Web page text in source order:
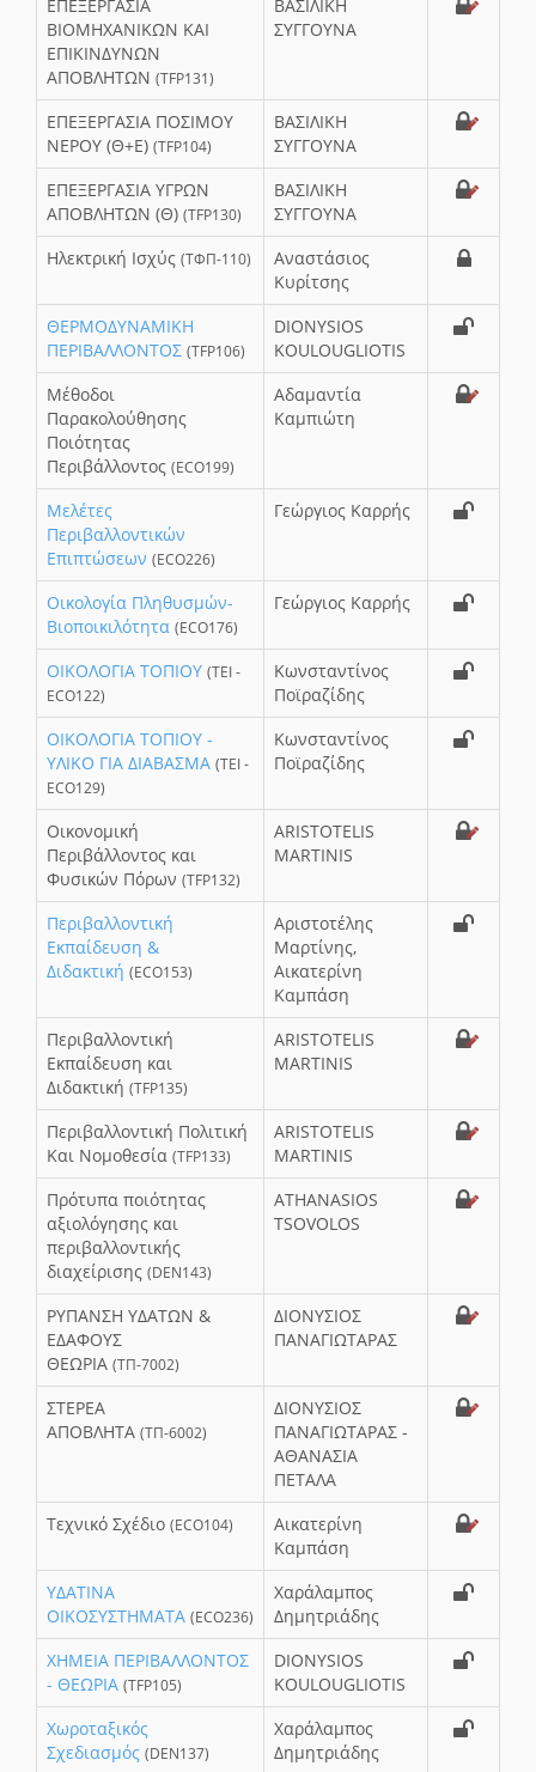
ΕΠΕΞΕΡΓΑΣΙΑ
ΒΙΟΜΗΧΑΝΙΚΩΝ ΚΑΙ
ΕΠΙΚΙΝΔΥΝΩΝ
ΑΠΟΒΛΗΤΩΝ (TFP131)
ΒΑΣΙΛΙΚΗ
ΣΥΓΓΟΥΝΑ
ΕΠΕΞΕΡΓΑΣΙΑ ΠΟΣΙΜΟΥ
ΝΕΡΟΥ (Θ+Ε) (TFP104)
ΒΑΣΙΛΙΚΗ
ΣΥΓΓΟΥΝΑ
ΕΠΕΞΕΡΓΑΣΙΑ ΥΓΡΩΝ
ΑΠΟΒΛΗΤΩΝ (Θ) (TFP130)
ΒΑΣΙΛΙΚΗ
ΣΥΓΓΟΥΝΑ
Ηλεκτρική Ισχύς (ΤΦΠ-110)
Αναστάσιος
Κυρίτσης
ΘΕΡΜΟΔΥΝΑΜΙΚΗ
ΠΕΡΙΒΑΛΛΟΝΤΟΣ (TFP106)
DIONYSIOS
KOULOUGLIOTIS
Μέθοδοι
Παρακολούθησης
Ποιότητας
Περιβάλλοντος (ECO199)
Αδαμαντία
Καμπιώτη
Μελέτες
Περιβαλλοντικών
Επιπτώσεων (ECO226)
Γεώργιος Καρρής
Οικολογία Πληθυσμών-
Βιοποικιλότητα (ECO176)
Γεώργιος Καρρής
ΟΙΚΟΛΟΓΙΑ ΤΟΠΙΟΥ (ΤΕΙ -
ECO122)
Κωνσταντίνος
Ποϊραζίδης
ΟΙΚΟΛΟΓΙΑ ΤΟΠΙΟΥ -
ΥΛΙΚΟ ΓΙΑ ΔΙΑΒΑΣΜΑ (ΤΕΙ -
ECO129)
Κωνσταντίνος
Ποϊραζίδης
Οικονομική
Περιβάλλοντος και
Φυσικών Πόρων (TFP132)
ARISTOTELIS
MARTINIS
Περιβαλλοντική
Εκπαίδευση &
Διδακτική (ECO153)
Αριστοτέλης
Μαρτίνης,
Αικατερίνη
Καμπάση
Περιβαλλοντική
Εκπαίδευση και
Διδακτική (TFP135)
ARISTOTELIS
MARTINIS
Περιβαλλοντική Πολιτική
Και Νομοθεσία (TFP133)
ARISTOTELIS
MARTINIS
Πρότυπα ποιότητας
αξιολόγησης και
περιβαλλοντικής
διαχείρισης (DEN143)
ATHANASIOS
TSOVOLOS
ΡΥΠΑΝΣΗ ΥΔΑΤΩΝ &
ΕΔΑΦΟΥΣ
ΘΕΩΡΙΑ (ΤΠ-7002)
ΔΙΟΝΥΣΙΟΣ
ΠΑΝΑΓΙΩΤΑΡΑΣ
ΣΤΕΡΕΑ
ΑΠΟΒΛΗΤΑ (ΤΠ-6002)
ΔΙΟΝΥΣΙΟΣ
ΠΑΝΑΓΙΩΤΑΡΑΣ -
ΑΘΑΝΑΣΙΑ
ΠΕΤΑΛΑ
Τεχνικό Σχέδιο (ECO104)
Αικατερίνη
Καμπάση
ΥΔΑΤΙΝΑ
ΟΙΚΟΣΥΣΤΗΜΑΤΑ (ECO236)
Χαράλαμπος
Δημητριάδης
ΧΗΜΕΙΑ ΠΕΡΙΒΑΛΛΟΝΤΟΣ
- ΘΕΩΡΙΑ (TFP105)
DIONΥSIOS
KOULOUGLIOTIS
Χωροταξικός
Σχεδιασμός (DEN137)
Χαράλαμπος
Δημητριάδης